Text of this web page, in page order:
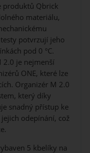
produktů Qbrick
materiálu,
potvrzují jeho
pod 0 °C.
2.0 je nejmenší
ONE, které lze
Organizér M 2.0
který díky
snadný přístup ke
odepínání, což
5 kbelíky na